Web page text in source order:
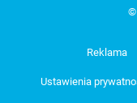
©
Reklama
Ustawienia